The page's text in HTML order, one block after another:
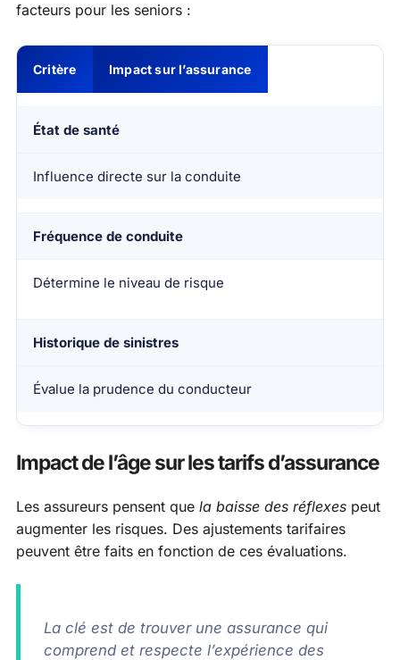
facteurs pour les seniors :
Critère Impact sur l’assurance
État de santé
Influence directe sur la conduite
Fréquence de conduite
Détermine le niveau de risque
Historique de sinistres
Évalue la prudence du conducteur
Impact de l’âge sur les tarifs d’assurance
Les assureurs pensent que la baisse des réflexes peut
augmenter les risques. Des ajustements tarifaires
peuvent être faits en fonction de ces évaluations.
La clé est de trouver une assurance qui
comprend et respecte l’expérience des